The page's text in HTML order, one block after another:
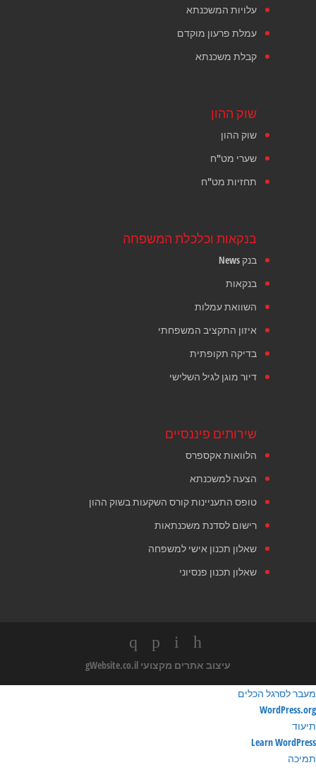
עלויות המשכנתא
עמלת פרעון מוקדם
קבלת משכנתא
שוק ההון
שוק ההון
שערי מט"ח
תחזיות מט"ח
בנקאות וכלכלת המשפחה
בנק News
בנקאות
השוואת עמלות
איזון התקציב המשפחתי
בדיקה תקופתית
דיור מוגן לגיל השלישי
שירותים פיננסיים
הלוואות אקספרס
הצעה למשכנתא
טופס התעניינות קורס השקעות בשוק ההון
רישום לסדנת משכנתאות
שאלון תכנון אישי למשפחה
שאלון תכנון פנסיוני
עיצוב אתרים מקצועי
מעבר לסרגל הכלים
אודות
וורדפרס
WordPress.org
תיעוד
Learn WordPress
תמיכה